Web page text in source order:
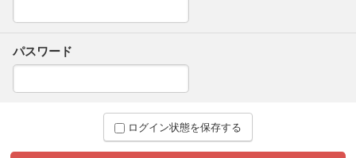
パスワード
ログイン状態を保存する